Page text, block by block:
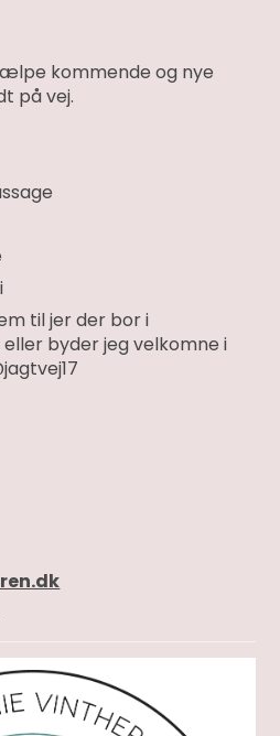
kommende og nye
på vej.
til jer der bor i
byder jeg velkomne i